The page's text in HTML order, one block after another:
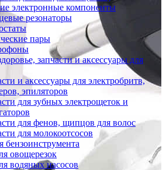
электронные компоненты
резонаторы
пары
запчасти и аксессуары для
и аксессуары для электробритв,
эпиляторов
для зубных электрощеток и
для фенов, щипцов для волос
для молокоотсосов
бензоинструмента
овощерезок
водяных насосов